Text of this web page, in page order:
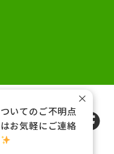
FOLLOW US
いてのご不明点
お気軽にご連絡
×